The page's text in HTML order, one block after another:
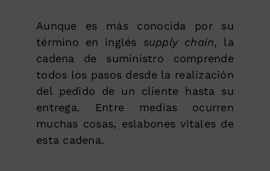
Aunque es más conocida por su
término en inglés supply chain, la
cadena de suministro comprende
todos los pasos desde la realización
del pedido de un cliente hasta su
entrega. Entre medias ocurren
muchas cosas, eslabones vitales de
esta cadena.